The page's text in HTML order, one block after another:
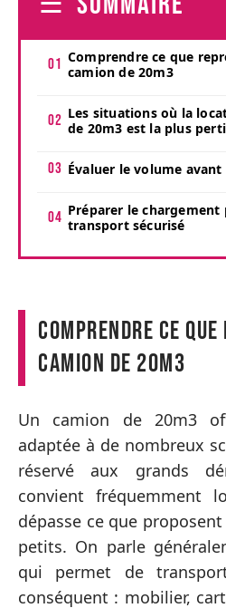
Comprendre ce que
camion de 20m3
Les situations où la
de 20m3 est la plus
Évaluer le volume
Préparer le chargement
transport sécurisé
Comprendre ce
camion de 20m3
Un camion de 20m3
adaptée à de nombreux
réservé aux grands
convient fréquemment
dépasse ce que
petits. On parle
qui permet de
conséquent : mobilier,